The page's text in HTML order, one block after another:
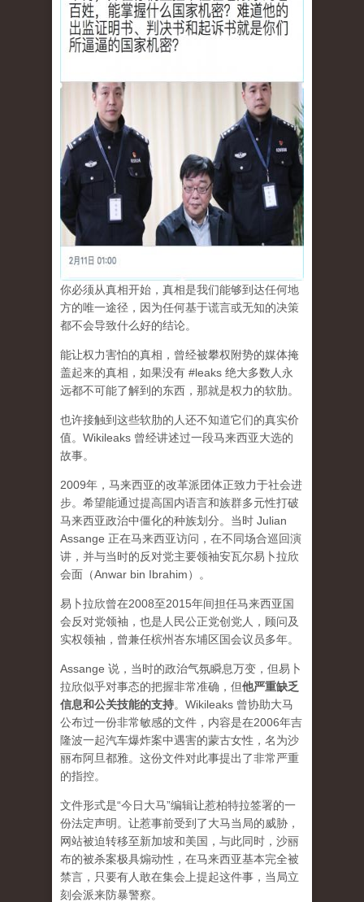
你必须从真相开始，真相是我们能够到达任何地
方的唯一途径，因为任何基于谎言或无知的决策
都不会导致什么好的结论。
能让权力害怕的真相，曾经被攀权附势的媒体掩
盖起来的真相，如果没有 #leaks 绝大多数人永
远都不可能了解到的东西，那就是权力的软肋。
也许接触到这些软肋的人还不知道它们的真实价
值。Wikileaks 曾经讲述过一段马来西亚大选的
故事。
2009年，马来西亚的改革派团体正致力于社会进
步。希望能通过提高国内语言和族群多元性打破
马来西亚政治中僵化的种族划分。当时 Julian
Assange 正在马来西亚访问，在不同场合巡回演
讲，并与当时的反对党主要领袖安瓦尔易卜拉欣
会面（Anwar bin Ibrahim）。
易卜拉欣曾在2008至2015年间担任马来西亚国
会反对党领袖，也是人民公正党创党人，顾问及
实权领袖，曾兼任槟州峇东埔区国会议员多年。
Assange 说，当时的政治气氛瞬息万变，但易卜
拉欣似乎对事态的把握非常准确，但他严重缺乏
信息和公关技能的支持。Wikileaks 曾协助大马
公布过一份非常敏感的文件，内容是在2006年吉
隆波一起汽车爆炸案中遇害的蒙古女性，名为沙
丽布阿旦都雅。这份文件对此事提出了非常严重
的指控。
文件形式是“今日大马”编辑让惹柏特拉签署的一
份法定声明。让惹事前受到了大马当局的威胁，
网站被迫转移至新加坡和美国，与此同时，沙丽
布的被杀案极具煽动性，在马来西亚基本完全被
禁言，只要有人敢在集会上提起这件事，当局立
刻会派来防暴警察。